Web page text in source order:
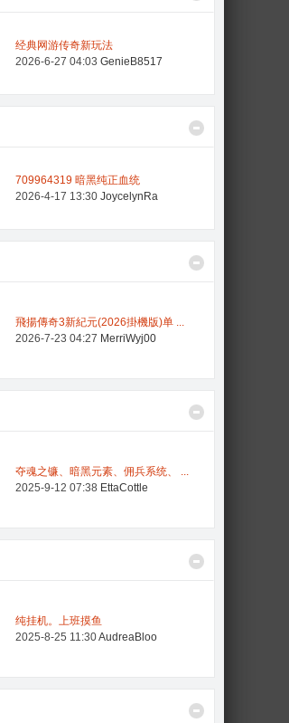
经典网游传奇新玩法
2026-6-27 04:03 GenieB8517
709964319 暗黑纯正血统
2026-4-17 13:30 JoycelynRa
飛揚傳奇3新紀元(2026掛機版)单 ...
2026-7-23 04:27 MerriWyj00
夺魂之镰、暗黑元素、佣兵系统、 ...
2025-9-12 07:38 EttaCottle
纯挂机。上班摸鱼
2025-8-25 11:30AudreaBloo